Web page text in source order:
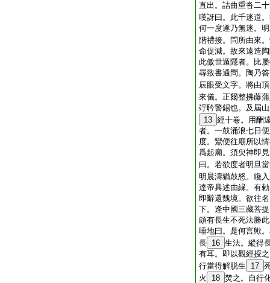
直出。詰曲重沓二
嘆訝曰。此千迷道
何一度遂乃無迷。
階禮接。問所由來
命促減。故來遠造
此傲世遁隱者。比
尋致書通問。陶乃
辰眼受文字。將由
來儀。正爾整拂藤
竚耹警錫也。及屆
13 經十卷。用酬
者。一鼓涌浪七日
度。鸞便往廟所以
爲起廟。須臾神即
曰。若欲度者明旦
明晨濤猶鼓怒。纔
達帝具述由縁。有
即辭還魏境。欲往
下。逢中國三藏菩
頗有長生不死法勝
唾地曰。是何言歟
長 16 生法。縱得
有耳。即以觀經授
行當得解脱生
17
火
18 焚之。自行